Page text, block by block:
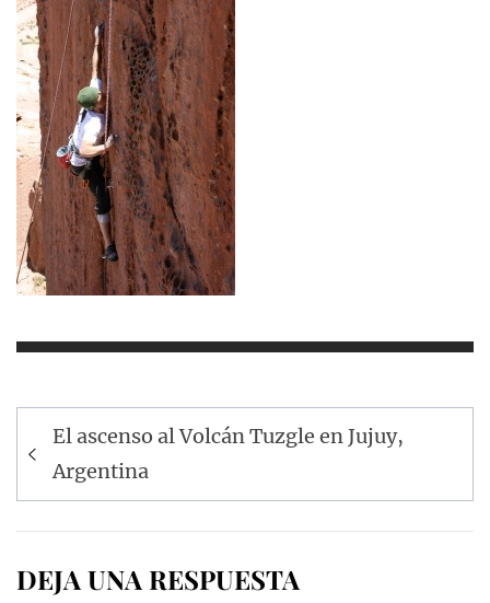
Navegación
de
entradas
El ascenso al Volcán Tuzgle en Jujuy,
Argentina
DEJA UNA RESPUESTA